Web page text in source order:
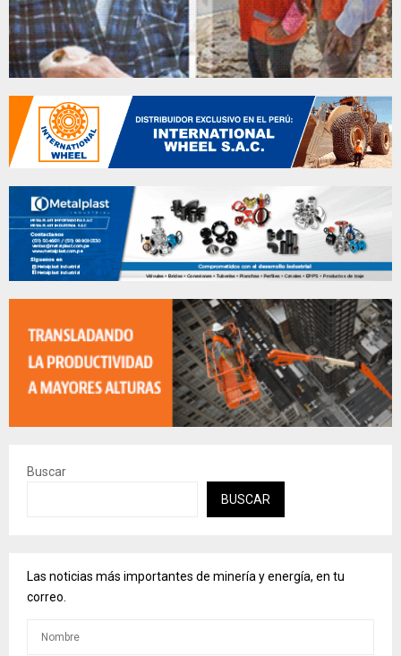
Buscar
BUSCAR
Las noticias más importantes de minería y energía, en tu
correo.